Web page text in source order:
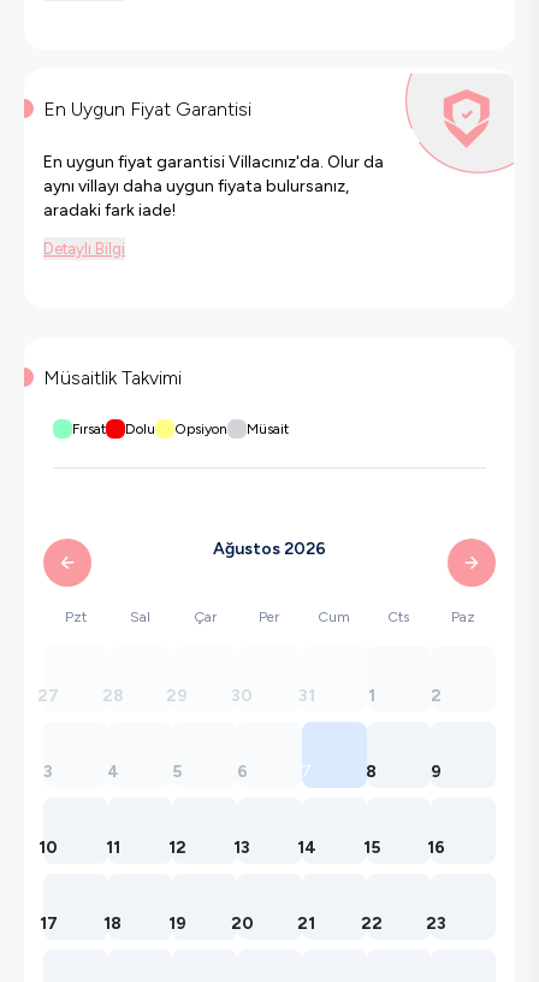
En Uygun Fiyat Garantisi
En uygun fiyat garantisi Villacınız'da. Olur da
aynı villayı daha uygun fiyata bulursanız,
aradaki fark iade!
Detaylı Bilgi
Müsaitlik Takvimi
Fırsat Dolu Opsiyon Müsait
Ağustos 2026
Pzt Sal Çar Per Cum Cts Paz
27 28 29 30 31 1 2
3 4 5 6 7 8 9
10 11 12 13 14 15 16
17 18 19 20 21 22 23